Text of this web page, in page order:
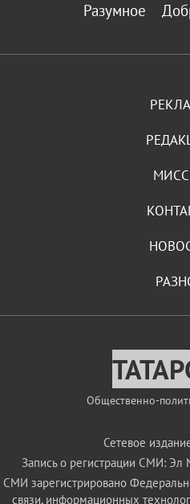
Разумное
Общественно-
Сетевое
Запись о регистрации СМИ:
СМИ зарегистрировано
связи, информационных